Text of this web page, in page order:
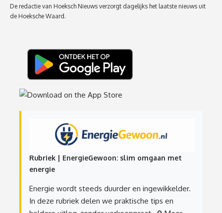
De redactie van Hoeksch Nieuws verzorgt dagelijks het laatste nieuws uit
de Hoeksche Waard.
Rubriek | EnergieGewoon: slim omgaan met
energie
Energie wordt steeds duurder en ingewikkelder.
In deze rubriek delen we praktische tips en